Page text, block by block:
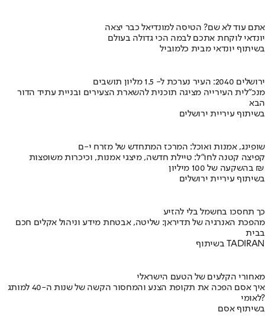
אתם עוד לא שם? הטיסה למונדיאל כבר יצאה
יונדאי לוקחת אתכם לבמה הכי גדולה בעולם
בשיתוף יונדאי מבית כלמוביל
ירושלים 2040: העיר נערכת ל- 1.5 מליון תושבים
מנכ"לית העירייה מציגה תוכנית להשארת הצעירים ובניית עתיד הדור
הבא
בשיתוף עיריית ירושלים
שופינג, אמנות ואוכל: המרכז המתחדש של מזרח י-ם
קפיצה קטנה לחו"ל: טיילת חדשה, מיצגי אמנות, וכיכרות משופצות
בהשקעה של 100 מיליון ₪
בשיתוף עיריית ירושלים
כך תחסכו בחשמל בלי להזיע
מהפכת האנרגיה של תדיראן: שליטה, אבטחת מידע וניהול אקלים חכם
בבית
בשיתוף TADIRAN
מאחורי הקלעים של הטעם הישראלי
איך אסם הפכה את תקופת הצנע והמחסור הקשה של שנות ה-40 למותג
לאומי?
בשיתוף אסם